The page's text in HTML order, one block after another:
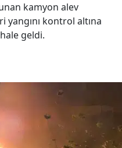
kamyon alev
yangını kontrol altına
geldi.